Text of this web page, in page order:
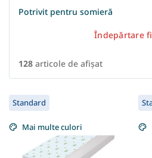
Potrivit pentru somieră
Îndepărtare
128 articole de afişat
L
i
s
t
Standard
Mai multe culori